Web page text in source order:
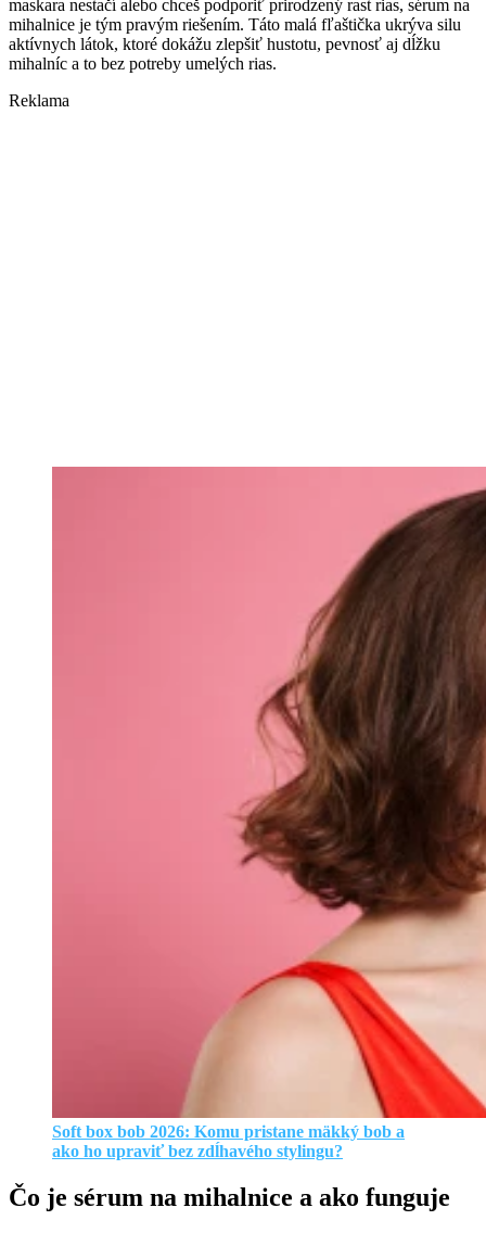
maskara nestačí alebo chceš podporiť prirodzený rast rias, sérum na
mihalnice je tým pravým riešením. Táto malá fľaštička ukrýva silu
aktívnych látok, ktoré dokážu zlepšiť hustotu, pevnosť aj dĺžku
mihalníc a to bez potreby umelých rias.
Reklama
Soft box bob 2026: Komu pristane mäkký bob a
ako ho upraviť bez zdĺhavého stylingu?
Čo je sérum na mihalnice a ako funguje